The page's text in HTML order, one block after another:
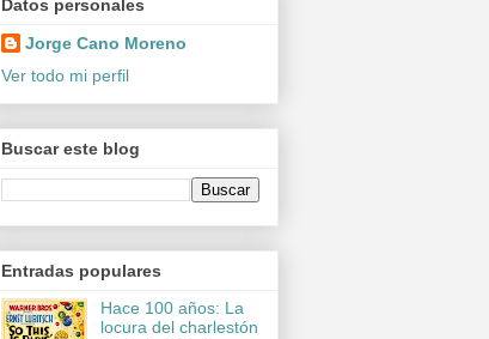
Datos personales
Jorge Cano Moreno
Ver todo mi perfil
Buscar este blog
Entradas populares
Hace 100 años: La
locura del charlestón